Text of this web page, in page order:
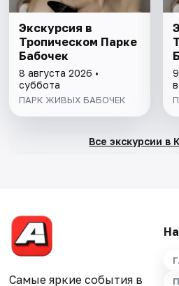
Экскурсия в
Тропическом Парке
Бабочек
8 августа 2026 •
суббота
ПАРК ЖИВЫХ БАБОЧЕК
Все экскурсии в
Самые яркие события в